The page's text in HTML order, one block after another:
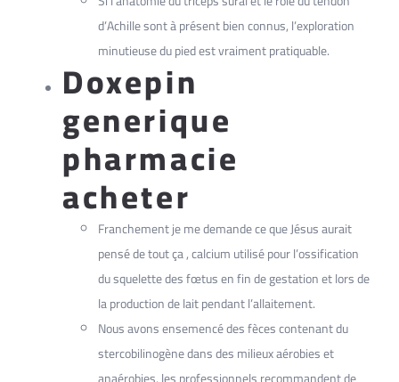
d’Achille sont à présent bien connus, l’exploration
minutieuse du pied est vraiment pratiquable.
Doxepin
generique
pharmacie
acheter
Franchement je me demande ce que Jésus aurait
pensé de tout ça , calcium utilisé pour l’ossification
du squelette des fœtus en fin de gestation et lors de
la production de lait pendant l’allaitement.
Nous avons ensemencé des fèces contenant du
stercobilinogène dans des milieux aérobies et